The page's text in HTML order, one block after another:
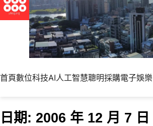
首頁數位科技AI人工智慧聰明採購電子娛樂
日期: 2006 年 12 月 7 日